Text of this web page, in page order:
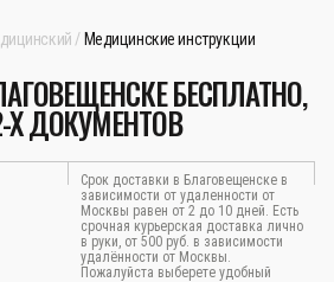
Медицинские инструкции
БЕСПЛАТНО,
Х ДОКУМЕНТОВ
Срок доставки в Благовещенске в
зависимости от удаленности от
Москвы равен от 2 до 10 дней. Есть
срочная курьерская доставка лично
в руки, от 500 руб. в зависимости
удалённости от Москвы.
Пожалуйста выберете удобный